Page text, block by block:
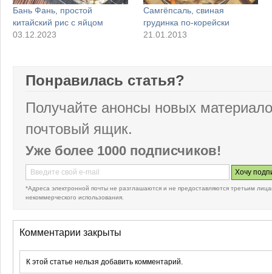
Бань Фань, простой
китайский рис с яйцом
03.12.2023
Самгёпсаль, свиная
грудинка по-корейски
21.01.2013
Понравилась статья?
Получайте анонсы новых
почтовый ящик.
Уже более 1000 подписчиков!
*Адреса электронной почты не разглашаются и не предоставляются третьим
некоммерческого использования.
Комментарии закрыты
К этой статье нельзя добавить комментарий.